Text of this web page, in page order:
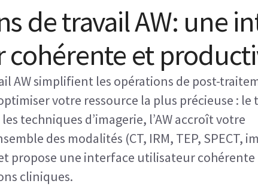
de travail AW: une
cohérente et
AW simplifient les opérations de post-
votre ressource la plus précieuse : le
techniques d’imagerie, l’AW accroît votre
des modalités (CT, IRM, TEP, SPECT,
propose une interface utilisateur
cliniques.